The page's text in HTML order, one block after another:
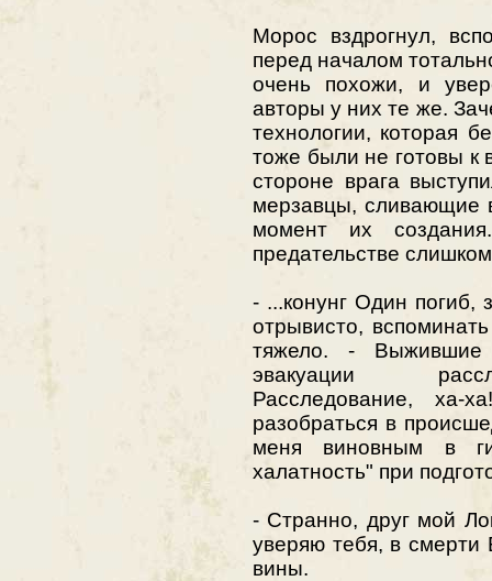
Морос вздрогнул,
перед началом
очень похожи, и
авторы у них те же.
технологии, которая
тоже были не готовы к
стороне врага
мерзавцы, сливающие
момент их
предательстве
- ...конунг Один погиб,
отрывисто,
тяжело. - Выжившие
эвакуации
Расследование,
разобраться в
меня виновным в
халатность" при
- Странно, друг мой
уверяю тебя, в смерти
вины.